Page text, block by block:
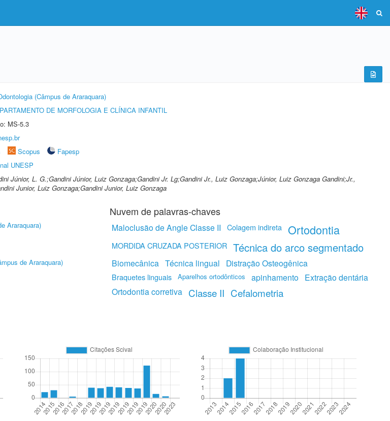
(Câmpus de Araraquara)
DE MORFOLOGIA E CLÍNICA INFANTIL
MS-5.3
Scopus
Fapesp
UNESP
Júnior, L. G.;Gandini Júnior, Luiz Gonzaga;Gandini Jr. Lg;Gandini Jr., Luiz Gonzaga;Júnior, Luiz Gonzaga Gandini;Jr.,
Junior, Luiz Gonzaga;Gandini Junior, Luiz Gonzaga
Araraquara)
de Araraquara)
Nuvem de palavras-chaves
Maloclusão de Angle Classe II Colagem indireta Ortodontia
MORDIDA CRUZADA POSTERIOR Técnica do arco segmentado
Biomecânica Técnica lingual Distração Osteogênica
Braquetes linguais Aparelhos ortodônticos apinhamento
Extração dentária
Ortodontia corretiva Classe II Cefalometria